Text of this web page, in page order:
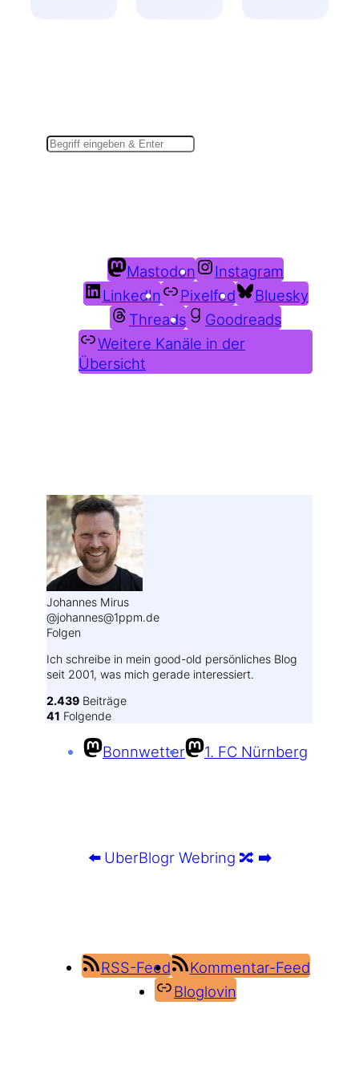
Mastodon
Instagram
LinkedIn
Pixelfed
Bluesky
Threads
Goodreads
Weitere Kanäle in der
Übersicht
Johannes Mirus
@johannes@1ppm.de
Folgen
Ich schreibe in mein good-old persönliches Blog
seit 2001, was mich gerade interessiert.
2.439 Beiträge
41 Folgende
Bonnwetter 1. FC Nürnberg
⬅️ UberBlogr Webring 🔀 ➡️
RSS-Feed
Kommentar-Feed
Bloglovin